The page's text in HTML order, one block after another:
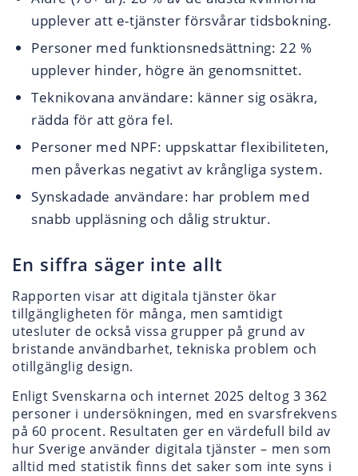
upplever att e-tjänster försvårar tidsbokning.
Personer med funktionsnedsättning: 22 %
upplever hinder, högre än genomsnittet.
Teknikovana användare: känner sig osäkra,
rädda för att göra fel.
Personer med NPF: uppskattar flexibiliteten,
men påverkas negativt av krångliga system.
Synskadade användare: har problem med
snabb uppläsning och dålig struktur.
En siffra säger inte allt
Rapporten visar att digitala tjänster ökar
tillgängligheten för många, men samtidigt
utesluter de också vissa grupper på grund av
bristande användbarhet, tekniska problem och
otillgänglig design.
Enligt Svenskarna och internet 2025 deltog 3 362
personer i undersökningen, med en svarsfrekvens
på 60 procent. Resultaten ger en värdefull bild av
hur Sverige använder digitala tjänster – men som
alltid med statistik finns det saker som inte syns i